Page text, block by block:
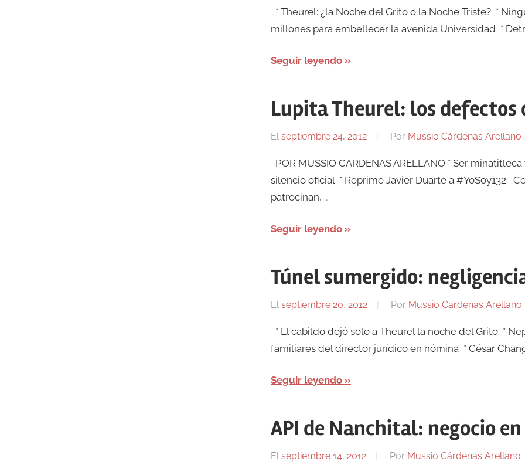
* Theurel: ¿la Noche del Grito o la Noche Triste? *
millones para embellecer la avenida Universidad *
Seguir leyendo
Lupita Theurel: los defectos
Elseptiembre 24, 2012 Por Mussio Cárdenas Arellano
POR MUSSIO CARDENAS ARELLANO * Ser
silencio oficial * Reprime Javier Duarte a #YoSoy132
patrocinan, …
Seguir leyendo
Túnel sumergido:
Elseptiembre 20, 2012 Por Mussio Cárdenas Arellano
* El cabildo dejó solo a Theurel la noche del Grito *
familiares del director jurídico en nómina * César
Seguir leyendo
API de Nanchital: negocio
Elseptiembre 14, 2012 Por Mussio Cárdenas Arellano